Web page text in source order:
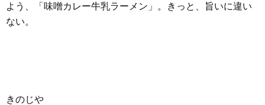
よう、「味噌カレー牛乳ラーメン」。きっと、旨いに違い
ない。
きのじや